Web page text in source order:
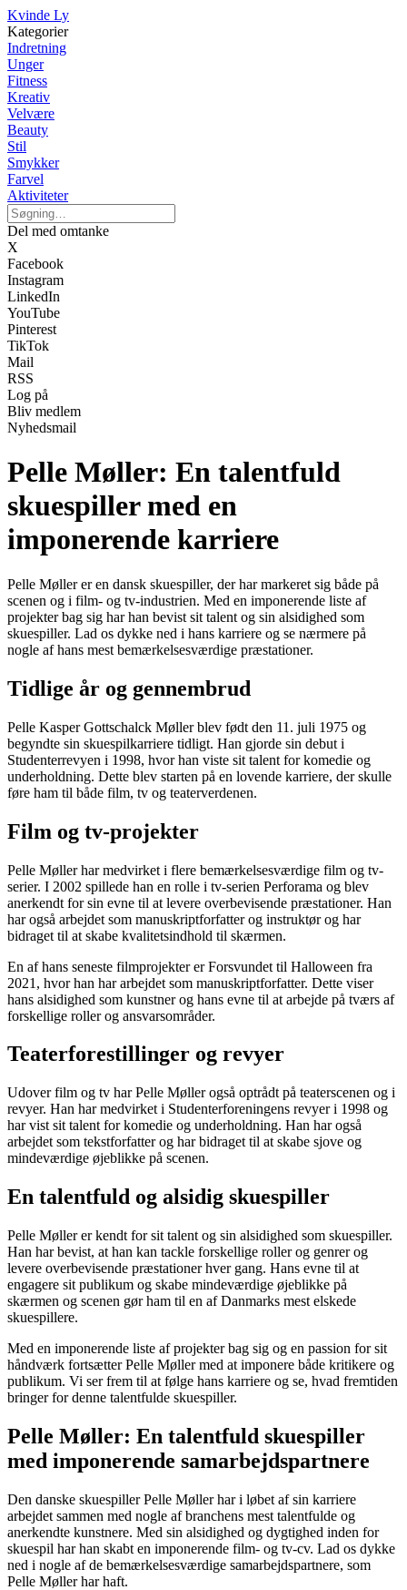
Kvinde Ly
Kategorier
Indretning
Unger
Fitness
Kreativ
Velvære
Beauty
Stil
Smykker
Farvel
Aktiviteter
Del med omtanke
X
Facebook
Instagram
LinkedIn
YouTube
Pinterest
TikTok
Mail
RSS
Log på
Bliv medlem
Nyhedsmail
Pelle Møller: En talentfuld
skuespiller med en
imponerende karriere
Pelle Møller er en dansk skuespiller, der har markeret sig både på
scenen og i film- og tv-industrien. Med en imponerende liste af
projekter bag sig har han bevist sit talent og sin alsidighed som
skuespiller. Lad os dykke ned i hans karriere og se nærmere på
nogle af hans mest bemærkelsesværdige præstationer.
Tidlige år og gennembrud
Pelle Kasper Gottschalck Møller blev født den 11. juli 1975 og
begyndte sin skuespilkarriere tidligt. Han gjorde sin debut i
Studenterrevyen i 1998, hvor han viste sit talent for komedie og
underholdning. Dette blev starten på en lovende karriere, der skulle
føre ham til både film, tv og teaterverdenen.
Film og tv-projekter
Pelle Møller har medvirket i flere bemærkelsesværdige film og tv-
serier. I 2002 spillede han en rolle i tv-serien Perforama og blev
anerkendt for sin evne til at levere overbevisende præstationer. Han
har også arbejdet som manuskriptforfatter og instruktør og har
bidraget til at skabe kvalitetsindhold til skærmen.
En af hans seneste filmprojekter er Forsvundet til Halloween fra
2021, hvor han har arbejdet som manuskriptforfatter. Dette viser
hans alsidighed som kunstner og hans evne til at arbejde på tværs af
forskellige roller og ansvarsområder.
Teaterforestillinger og revyer
Udover film og tv har Pelle Møller også optrådt på teaterscenen og i
revyer. Han har medvirket i Studenterforeningens revyer i 1998 og
har vist sit talent for komedie og underholdning. Han har også
arbejdet som tekstforfatter og har bidraget til at skabe sjove og
mindeværdige øjeblikke på scenen.
En talentfuld og alsidig skuespiller
Pelle Møller er kendt for sit talent og sin alsidighed som skuespiller.
Han har bevist, at han kan tackle forskellige roller og genrer og
levere overbevisende præstationer hver gang. Hans evne til at
engagere sit publikum og skabe mindeværdige øjeblikke på
skærmen og scenen gør ham til en af Danmarks mest elskede
skuespillere.
Med en imponerende liste af projekter bag sig og en passion for sit
håndværk fortsætter Pelle Møller med at imponere både kritikere og
publikum. Vi ser frem til at følge hans karriere og se, hvad fremtiden
bringer for denne talentfulde skuespiller.
Pelle Møller: En talentfuld skuespiller
med imponerende samarbejdspartnere
Den danske skuespiller Pelle Møller har i løbet af sin karriere
arbejdet sammen med nogle af branchens mest talentfulde og
anerkendte kunstnere. Med sin alsidighed og dygtighed inden for
skuespil har han skabt en imponerende film- og tv-cv. Lad os dykke
ned i nogle af de bemærkelsesværdige samarbejdspartnere, som
Pelle Møller har haft.